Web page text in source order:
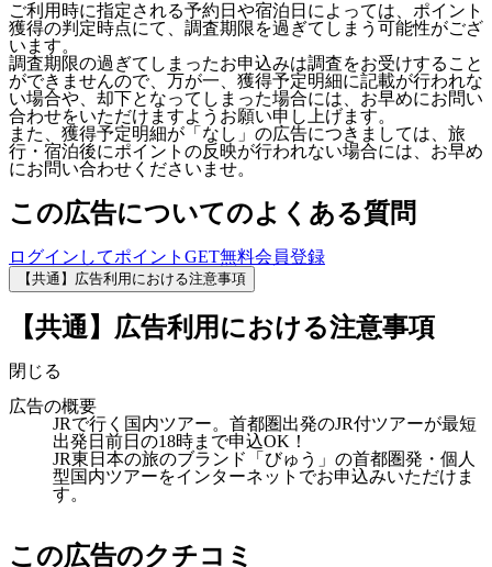
ご利用時に指定される予約日や宿泊日によっては、ポイント
獲得の判定時点にて、調査期限を過ぎてしまう可能性がござ
います。
調査期限の過ぎてしまったお申込みは調査をお受けすること
ができませんので、万が一、獲得予定明細に記載が行われな
い場合や、却下となってしまった場合には、お早めにお問い
合わせをいただけますようお願い申し上げます。
また、獲得予定明細が「なし」の広告につきましては、旅
行・宿泊後にポイントの反映が行われない場合には、お早め
にお問い合わせくださいませ。
この広告についてのよくある質問
ログインしてポイントGET無料会員登録
【共通】広告利用における注意事項
【共通】広告利用における注意事項
閉じる
広告の概要
JRで行く国内ツアー。首都圏出発のJR付ツアーが最短
出発日前日の18時まで申込OK！
JR東日本の旅のブランド「びゅう」の首都圏発・個人
型国内ツアーをインターネットでお申込みいただけま
す。
この広告のクチコミ